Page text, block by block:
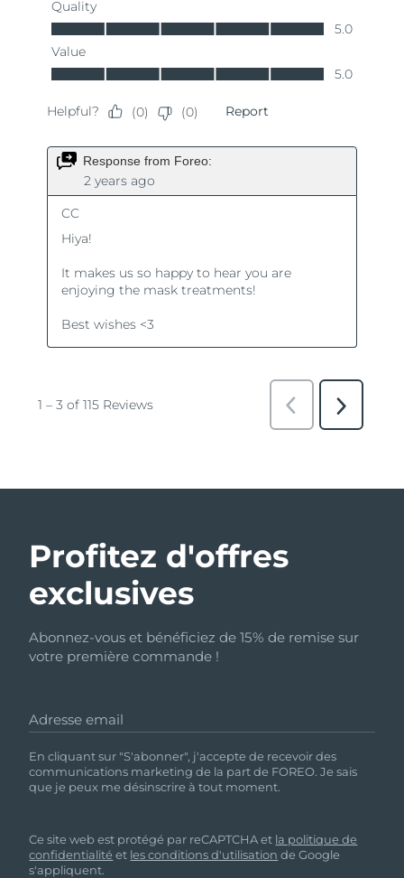
Profitez d'offres
exclusives
Abonnez-vous et bénéficiez de 15% de remise sur
votre première commande !
Adresse email
En cliquant sur "S'abonner", j'accepte de recevoir des
communications marketing de la part de FOREO. Je sais
que je peux me désinscrire à tout moment.
Ce site web est protégé par reCAPTCHA et la politique de
confidentialité et les conditions d'utilisation de Google
s'appliquent.